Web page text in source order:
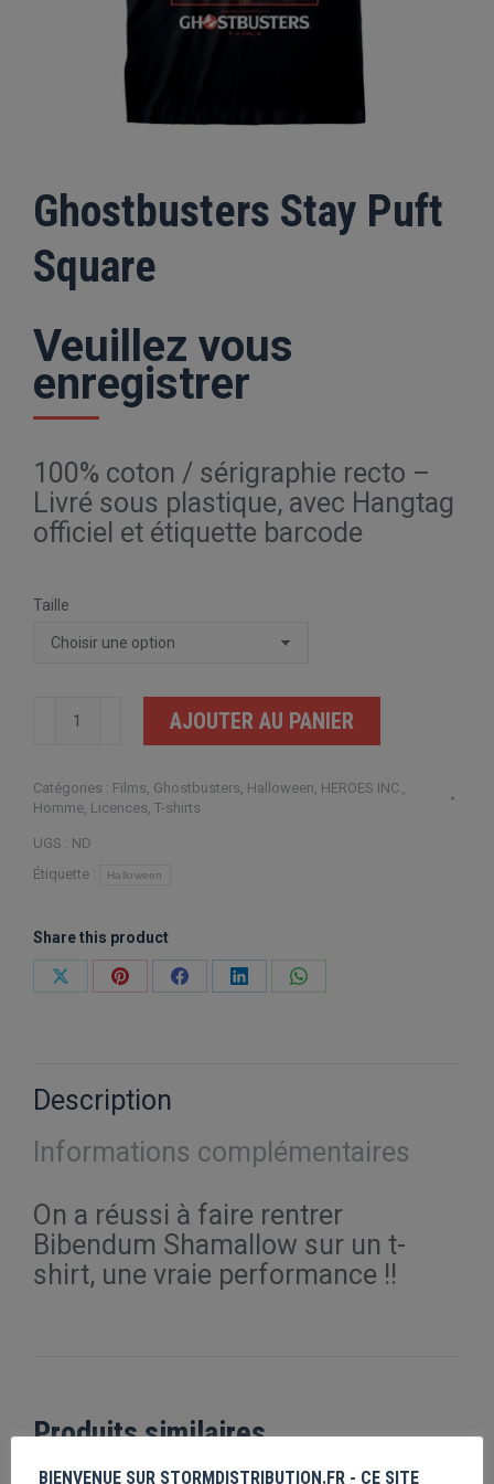
Ghostbusters Stay Puft
Square
Veuillez vous
enregistrer
100% coton / sérigraphie recto –
Livré sous plastique, avec Hangtag
officiel et étiquette barcode
Taille
quantité
Stay
Puft
Square
AJOUTER AU PANIER
Catégories : Films, Ghostbusters, Halloween, HEROES INC.,
Homme, Licences, T-shirts
UGS : ND
Étiquette :
Halloween
Share this product
PartagerPartagerPartagerPartagerPartager
Description
Informations complémentaires
On a réussi à faire rentrer
Bibendum Shamallow sur un t-
shirt, une vraie performance !!
Produits similaires
BIENVENUE SUR STORMDISTRIBUTION.FR - CE SITE